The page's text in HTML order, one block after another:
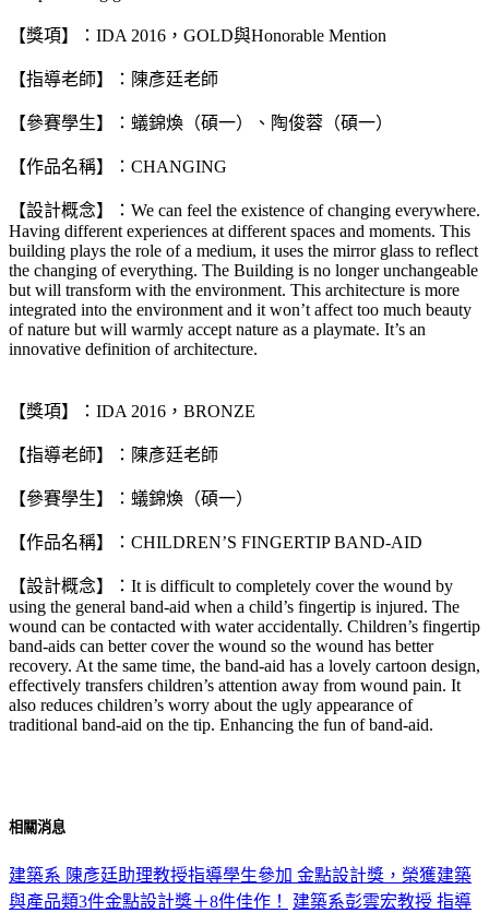
【獎項】：IDA 2016，GOLD與Honorable Mention
【指導老師】：陳彥廷老師
【參賽學生】：蟻錦煥（碩一）、陶俊蓉（碩一）
【作品名稱】：CHANGING
【設計概念】：We can feel the existence of changing everywhere.
Having different experiences at different spaces and moments. This
building plays the role of a medium, it uses the mirror glass to reflect
the changing of everything. The Building is no longer unchangeable
but will transform with the environment. This architecture is more
integrated into the environment and it won’t affect too much beauty
of nature but will warmly accept nature as a playmate. It’s an
innovative definition of architecture.
【獎項】：IDA 2016，BRONZE
【指導老師】：陳彥廷老師
【參賽學生】：蟻錦煥（碩一）
【作品名稱】：CHILDREN’S FINGERTIP BAND-AID
【設計概念】：It is difficult to completely cover the wound by
using the general band-aid when a child’s fingertip is injured. The
wound can be contacted with water accidentally. Children’s fingertip
band-aids can better cover the wound so the wound has better
recovery. At the same time, the band-aid has a lovely cartoon design,
effectively transfers children’s attention away from wound pain. It
also reduces children’s worry about the ugly appearance of
traditional band-aid on the tip. Enhancing the fun of band-aid.
相關消息
建築系 陳彥廷助理教授指導學生參加 金點設計獎，榮獲建築
與產品類3件金點設計獎＋8件佳作！
建築系彭雲宏教授 指導